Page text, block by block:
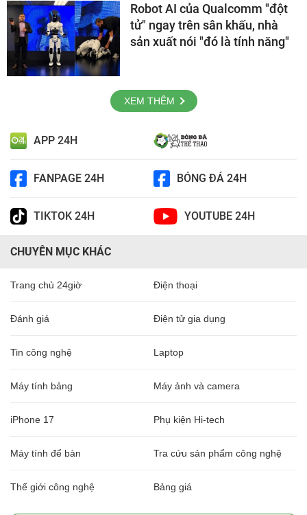
Robot AI của Qualcomm "đột
tử" ngay trên sân khấu, nhà
sản xuất nói "đó là tính năng"
XEM THÊM
APP 24H
FANPAGE 24H BÓNG ĐÁ 24H
TIKTOK 24H YOUTUBE 24H
CHUYÊN MỤC KHÁC
Trang chủ 24giờ Điện thoại
Đánh giá Điện tử gia dụng
Tin công nghệ Laptop
Máy tính bảng Máy ảnh và camera
iPhone 17 Phụ kiện Hi-tech
Máy tính để bàn Tra cứu sản phẩm công nghệ
Thế giới công nghệ Bảng giá